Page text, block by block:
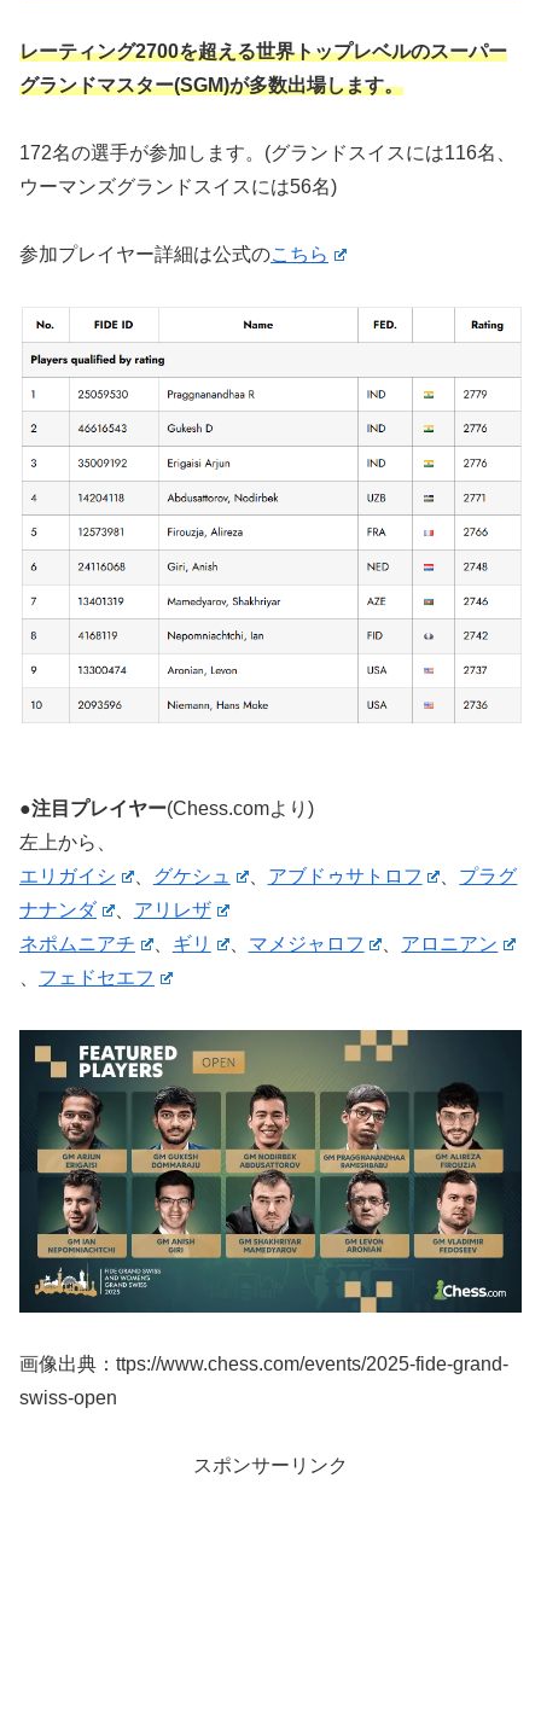
レーティング2700を超える世界トップレベルのスーパー
グランドマスター(SGM)が多数出場します。
172名の選手が参加します。(グランドスイスには116名、
ウーマンズグランドスイスには56名)
参加プレイヤー詳細は公式のこちら
●注目プレイヤー(Chess.comより)
左上から、
エリガイシ
、 グケシュ 、 アブドゥサトロフ
プラグ
ナナンダ
、 アリレザ
ネポムニアチ
、 ギリ 、 マメジャロフ
アロニアン
フェドセエフ
画像出典：ttps://www.chess.com/events/2025-fide-grand-
swiss-open
スポンサーリンク